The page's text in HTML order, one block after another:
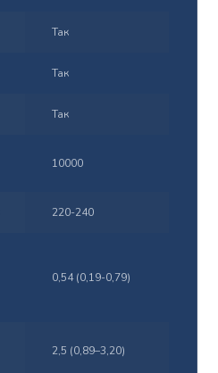
Так
Так
Так
10000
220-240
0,54 (0,19-0,79)
2,5 (0,89–3,20)